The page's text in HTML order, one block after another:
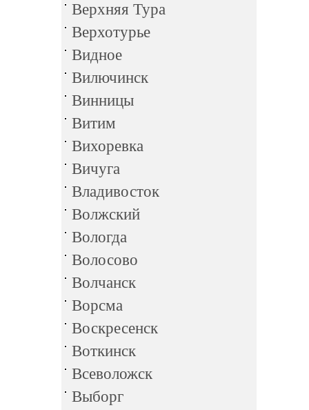
Верхняя Тура
Верхотурье
Видное
Вилючинск
Винницы
Витим
Вихоревка
Вичуга
Владивосток
Волжский
Вологда
Волосово
Волчанск
Ворсма
Воскресенск
Воткинск
Всеволожск
Выборг